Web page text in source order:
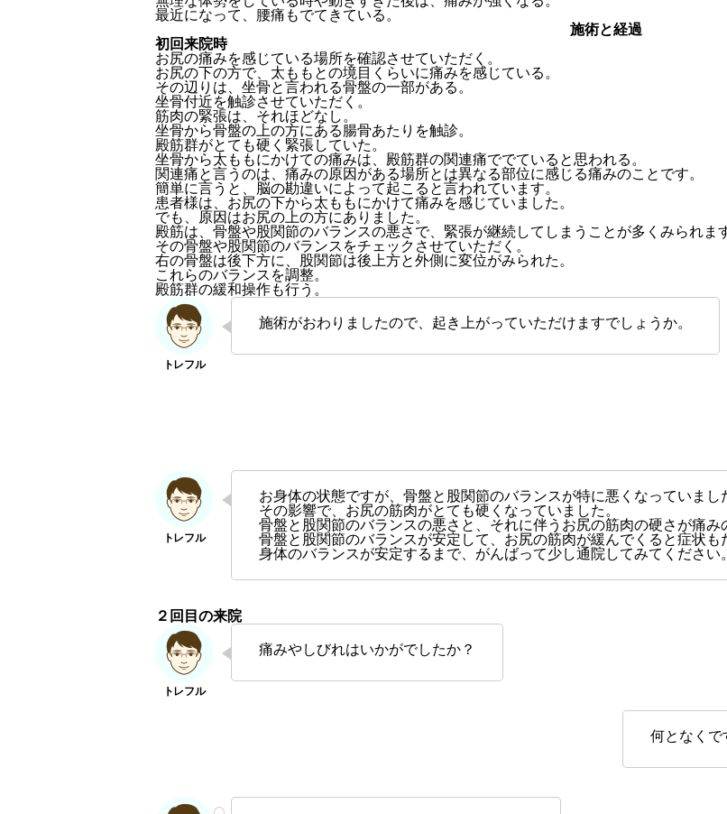
最近になって、腰痛もでてきている。
施術と経過
初回来院時
お尻の痛みを感じている場所を確認させていただく。
お尻の下の方で、太ももとの境目くらいに痛みを感じている。
その辺りは、坐骨と言われる骨盤の一部がある。
坐骨付近を触診させていただく。
筋肉の緊張は、それほどなし。
坐骨から骨盤の上の方にある腸骨あたりを触診。
殿筋群がとても硬く緊張していた。
坐骨から太ももにかけての痛みは、殿筋群の関連痛ででていると思われる。
関連痛と言うのは、痛みの原因がある場所とは異なる部位に感じる痛みのことです。
簡単に言うと、脳の勘違いによって起こると言われています。
患者様は、お尻の下から太ももにかけて痛みを感じていました。
でも、原因はお尻の上の方にありました。
殿筋は、骨盤や股関節のバランスの悪さで、緊張が継続してしまうことが多くみられま
その骨盤や股関節のバランスをチェックさせていただく。
右の骨盤は後下方に、股関節は後上方と外側に変位がみられた。
これらのバランスを調整。
殿筋群の緩和操作も行う。
施術がおわりましたので、起き上がっていただけますでしょうか。
お身体の状態ですが、骨盤と股関節のバランスが特に悪くなっていまし
その影響で、お尻の筋肉がとても硬くなっていました。
骨盤と股関節のバランスの悪さと、それに伴うお尻の筋肉の硬さが痛み
骨盤と股関節のバランスが安定して、お尻の筋肉が緩んでくると症状も
身体のバランスが安定するまで、がんばって少し通院してみてください。
２回目の来院
痛みやしびれはいかがでしたか？
何となくで